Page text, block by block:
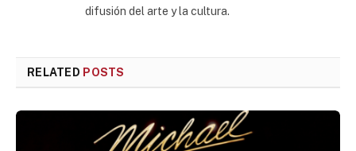
difusión del arte y la cultura.
RELATED POSTS